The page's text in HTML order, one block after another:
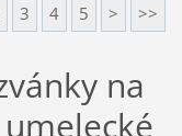
3 4 5 > >>
na